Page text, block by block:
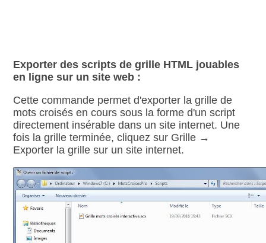
Exporter des scripts de grille HTML jouables
en ligne sur un site web :
Cette commande permet d'exporter la grille de
mots croisés en cours sous la forme d'un script
directement insérable dans un site internet. Une
fois la grille terminée, cliquez sur Grille →
Exporter la grille sur un site internet.